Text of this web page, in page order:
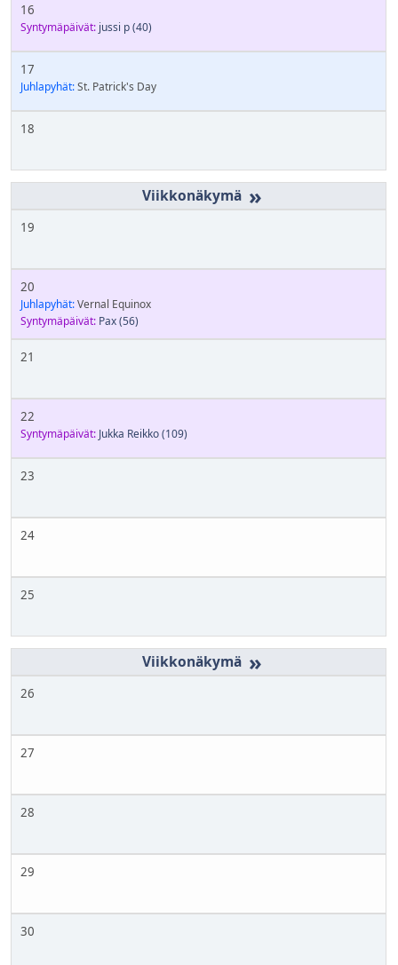
16
Syntymäpäivät: jussi p(40)
17
Juhlapyhät:St. Patrick's Day
18
»
19
20
Juhlapyhät:Vernal Equinox
Syntymäpäivät: Pax(56)
21
22
Syntymäpäivät: Jukka Reikko(109)
23
24
25
»
26
27
28
29
30